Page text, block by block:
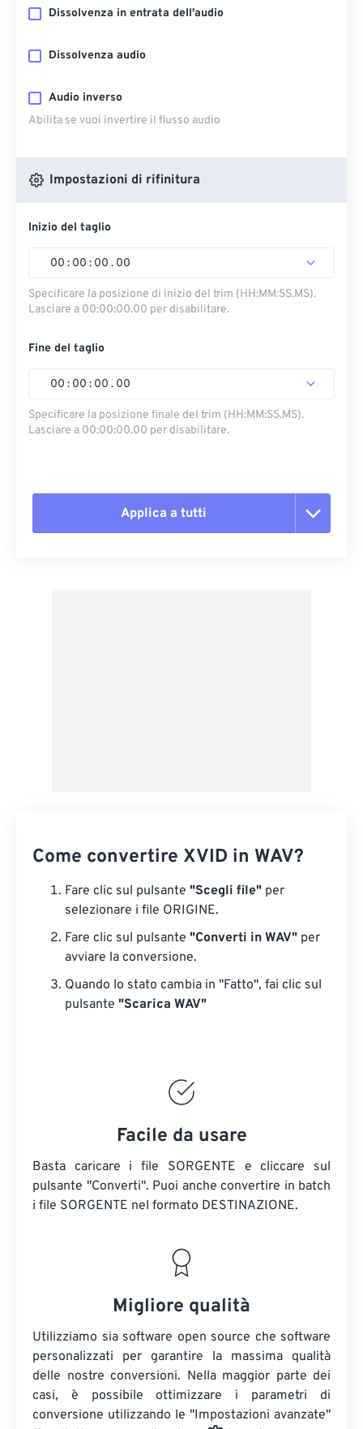
Dissolvenza in entrata dell'audio
Dissolvenza audio
Audio inverso
Abilita se vuoi invertire il flusso audio
Impostazioni di rifinitura
Inizio del taglio
00 : 00 : 00 . 00
Specificare la posizione di inizio del trim (HH:MM:SS.MS).
Lasciare a 00:00:00.00 per disabilitare.
Fine del taglio
00 : 00 : 00 . 00
Specificare la posizione finale del trim (HH:MM:SS.MS).
Lasciare a 00:00:00.00 per disabilitare.
Applica a tutti
Come convertire XVID in WAV?
Fare clic sul pulsante "Scegli file" per
selezionare i file ORIGINE.
Fare clic sul pulsante "Converti in WAV" per
avviare la conversione.
Quando lo stato cambia in "Fatto", fai clic sul
pulsante "Scarica WAV"
Facile da usare
Basta caricare i file SORGENTE e cliccare sul
pulsante "Converti". Puoi anche convertire in batch
i file SORGENTE nel formato DESTINAZIONE.
Migliore qualità
Utilizziamo sia software open source che software
personalizzati per garantire la massima qualità
delle nostre conversioni. Nella maggior parte dei
casi, è possibile ottimizzare i parametri di
conversione utilizzando le "Impostazioni avanzate"